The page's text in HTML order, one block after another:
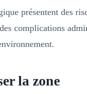
présentent des
complications
la zone